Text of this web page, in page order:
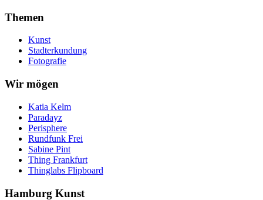
Themen
Kunst
Stadterkundung
Fotografie
Wir mögen
Katia Kelm
Paradayz
Perisphere
Rundfunk Frei
Sabine Pint
Thing Frankfurt
Thinglabs Flipboard
Hamburg Kunst